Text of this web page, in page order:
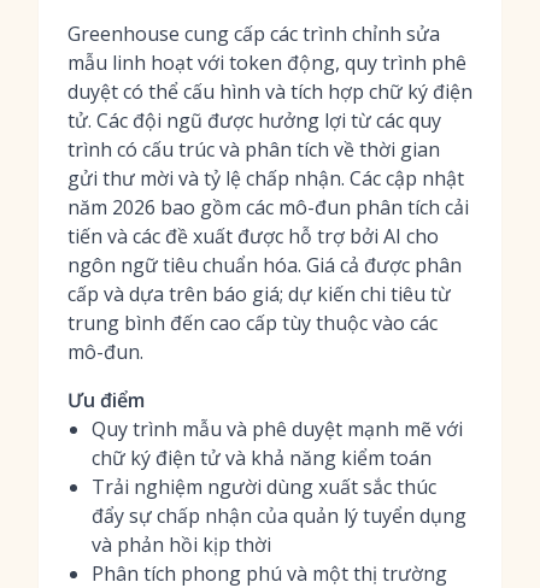
Greenhouse cung cấp các trình chỉnh sửa
mẫu linh hoạt với token động, quy trình phê
duyệt có thể cấu hình và tích hợp chữ ký điện
tử. Các đội ngũ được hưởng lợi từ các quy
trình có cấu trúc và phân tích về thời gian
gửi thư mời và tỷ lệ chấp nhận. Các cập nhật
năm 2026 bao gồm các mô-đun phân tích cải
tiến và các đề xuất được hỗ trợ bởi AI cho
ngôn ngữ tiêu chuẩn hóa. Giá cả được phân
cấp và dựa trên báo giá; dự kiến chi tiêu từ
trung bình đến cao cấp tùy thuộc vào các
mô-đun.
Ưu điểm
Quy trình mẫu và phê duyệt mạnh mẽ với
chữ ký điện tử và khả năng kiểm toán
Trải nghiệm người dùng xuất sắc thúc
đẩy sự chấp nhận của quản lý tuyển dụng
và phản hồi kịp thời
Phân tích phong phú và một thị trường